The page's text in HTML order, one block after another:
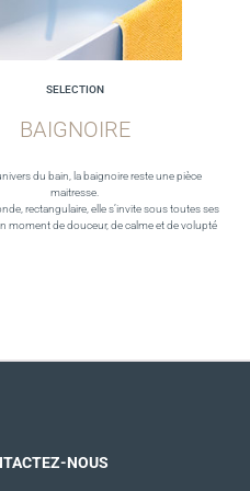
SELECTION
BAIGNOIRE
du bain, la baignoire reste une pièce
maitresse.
rectangulaire, elle s’invite sous toutes ses
moment de douceur, de calme et de volupté
NOUS